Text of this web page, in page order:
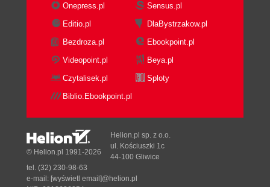
Onepress.pl
Sensus.pl
Editio.pl
DlaBystrzakow.pl
Bezdroza.pl
Ebookpoint.pl
Videopoint.pl
Beya.pl
Czytalisek.pl
Sploty
Biblio.Ebookpoint.pl
© Helion.pl 1991-2026
Helion.pl sp. z o.o.
ul. Kościuszki 1c
44-100 Gliwice
tel. (32) 230-98-63
e-mail: [wyświetl email]@helion.pl